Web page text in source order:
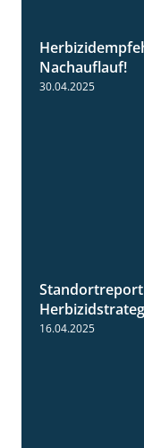
Nachauflauf!
30.04.2025
16.04.2025